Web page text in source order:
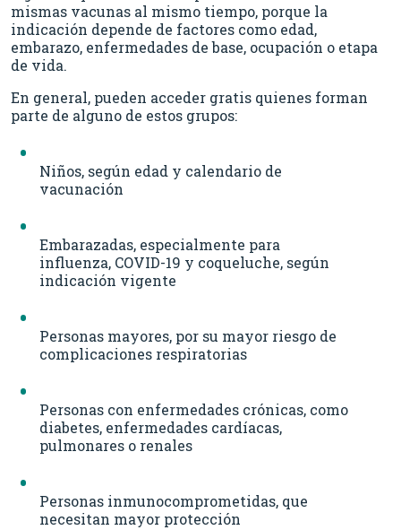
mismas vacunas al mismo tiempo, porque la
indicación depende de factores como edad,
embarazo, enfermedades de base, ocupación o etapa
de vida.
En general, pueden acceder gratis quienes forman
parte de alguno de estos grupos:
Niños, según edad y calendario de
vacunación
Embarazadas, especialmente para
influenza, COVID-19 y coqueluche, según
indicación vigente
Personas mayores, por su mayor riesgo de
complicaciones respiratorias
Personas con enfermedades crónicas, como
diabetes, enfermedades cardíacas,
pulmonares o renales
Personas inmunocomprometidas, que
necesitan mayor protección